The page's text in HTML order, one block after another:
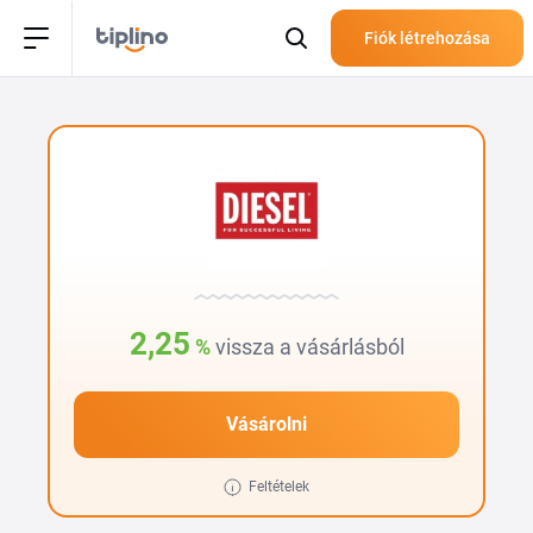
Fiók létrehozása
2,25 % vissza a vásárlásból
Vásárolni
Feltételek